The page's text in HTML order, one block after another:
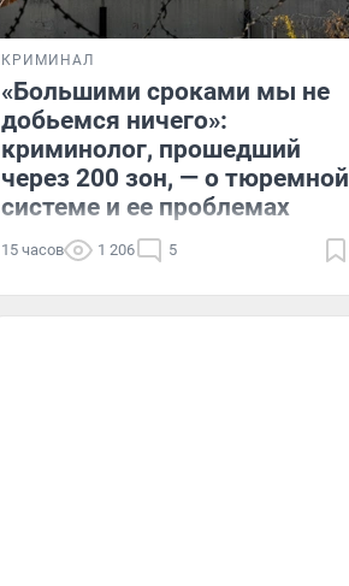
КРИМИНАЛ
«Большими сроками мы не
добьемся ничего»:
криминолог, прошедший
через 200 зон, — о тюремной
системе и ее проблемах
15 часов 1 206 5